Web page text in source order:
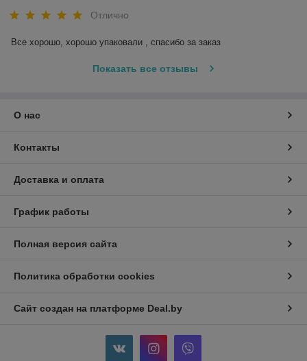
Отлично
Все хорошо, хорошо упаковали , спасибо за заказ
Показать все отзывы
О нас
Контакты
Доставка и оплата
График работы
Полная версия сайта
Политика обработки cookies
Сайт создан на платформе Deal.by